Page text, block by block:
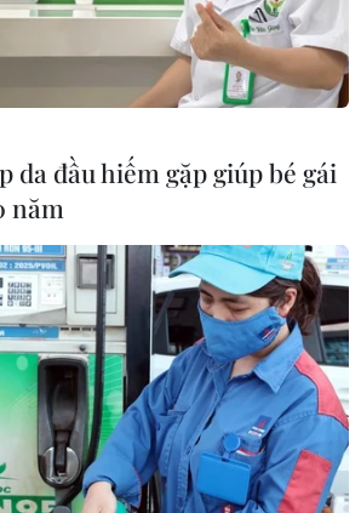
MỤC
giàn phát điện
được bão cấp 17
da đầu hiếm gặp giúp bé gái
năm